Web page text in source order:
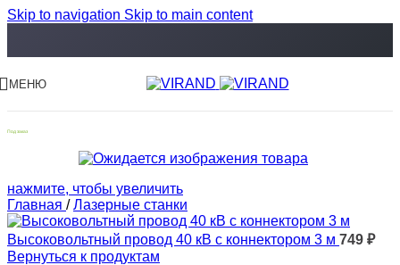
Skip to navigation Skip to main content
МЕНЮ
Под заказ
нажмите, чтобы увеличить
Главная / Лазерные станки
Высоковольтный провод 40 кВ с коннектором 3 м 749 ₽
Вернуться к продуктам